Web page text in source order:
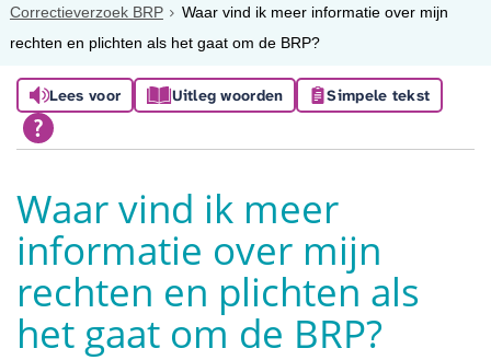
Correctieverzoek BRP
Waar vind ik meer informatie over mijn
rechten en plichten als het gaat om de BRP?
Lees voor Uitleg woorden Simpele tekst
Waar vind ik meer
informatie over mijn
rechten en plichten als
het gaat om de BRP?